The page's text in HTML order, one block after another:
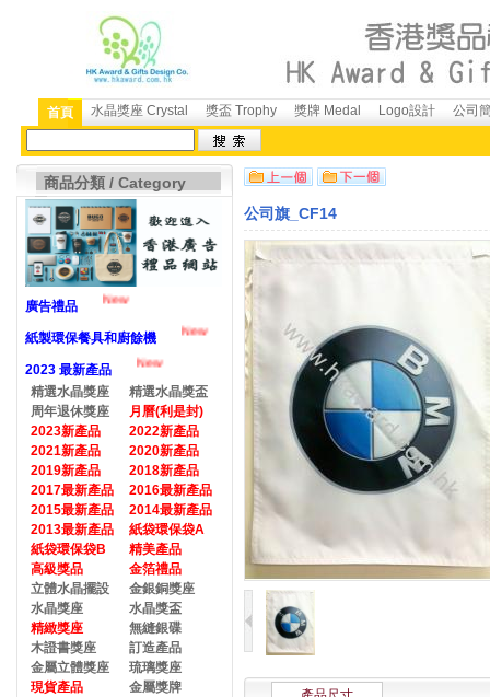
首頁 水晶獎座 Crystal 獎盃 Trophy 獎牌 Medal Logo設計 公司
商品分類 / Category
廣告禮品 New
紙製環保餐具和廚餘機 New
2023 最新產品
New
精選水晶獎座
精選水晶獎盃
周年退休獎座
月曆(利是封)
2023新產品
2022新產品
2021新產品
2020新產品
2019新產品
2018新產品
2017最新產品
2016最新產品
2015最新產品
2014最新產品
2013最新產品
紙袋環保袋A
紙袋環保袋B
精美產品
高級獎品
金箔禮品
立體水晶擺設
金銀銅獎座
水晶獎座
水晶獎盃
精緻獎座
無縫銀碟
木證書獎座
訂造產品
金屬立體獎座
琉璃獎座
現貨產品
金屬獎牌
公司旗_CF14